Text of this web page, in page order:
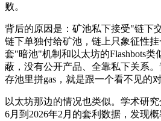
败。
背后的原因是：矿池私下接受"链
链下单独付给矿池，链上只象征性
套"暗池"机制和以太坊的Flashbots类
蔽，没有公开产品、全靠私下关系
存池里拼gas，就是跟一个看不见的
以太坊那边的情况也类似。学术研究
6月到2026年2月的套利数据，发现